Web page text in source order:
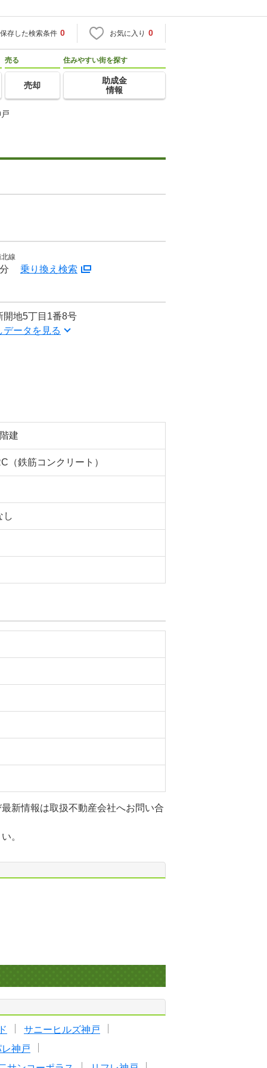
保存した検索条件 0 お気に入り 0
売る
売却
住みやすい街を探す
助成金
情報
線
乗り換え検索
開地5丁目1番8号
ータを見る
建
（鉄筋コンクリート）
し
新情報は取扱不動産会社へお問い合
。
サニーヒルズ神戸
神戸